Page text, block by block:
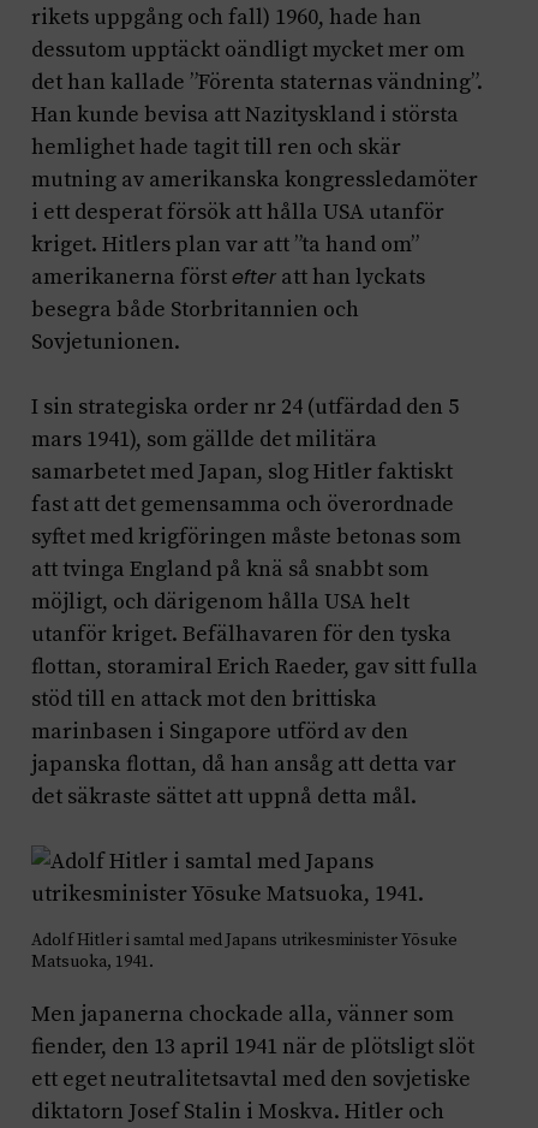
rikets uppgång och fall) 1960, hade han
dessutom upptäckt oändligt mycket mer om
det han kallade ”Förenta staternas vändning”.
Han kunde bevisa att Nazityskland i största
hemlighet hade tagit till ren och skär
mutning av amerikanska kongressledamöter
i ett desperat försök att hålla USA utanför
kriget. Hitlers plan var att ”ta hand om”
amerikanerna förstefteratt han lyckats
besegra både Storbritannien och
Sovjetunionen.
I sin strategiska order nr 24 (utfärdad den 5
mars 1941), som gällde det militära
samarbetet med Japan, slog Hitler faktiskt
fast att det gemensamma och överordnade
syftet med krigföringen måste betonas som
att tvinga England på knä så snabbt som
möjligt, och därigenom hålla USA helt
utanför kriget. Befälhavaren för den tyska
flottan, storamiral Erich Raeder, gav sitt fulla
stöd till en attack mot den brittiska
marinbasen i Singapore utförd av den
japanska flottan, då han ansåg att detta var
det säkraste sättet att uppnå detta mål.
Adolf Hitler i samtal med Japans utrikesminister Yōsuke
Matsuoka, 1941.
Men japanerna chockade alla, vänner som
fiender, den 13 april 1941 när de plötsligt slöt
ett eget neutralitetsavtal med den sovjetiske
diktatorn Josef Stalin i Moskva. Hitler och